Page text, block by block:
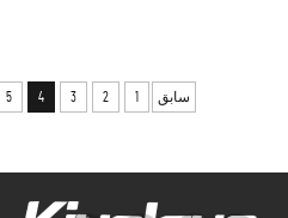
سابق 1
2
3
4
5